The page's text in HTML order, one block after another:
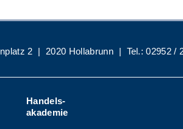
2 | 2020 Hollabrunn| Tel.:02952 /
Handels-
akademie